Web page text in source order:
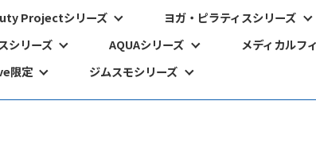
Projectシリーズ
ヨガ・ピラティスシリーズ
シリーズ AQUAシリーズ
メディカルフ
限定 ジムスモシリーズ